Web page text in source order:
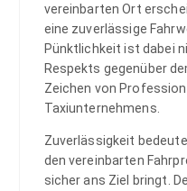
vereinbarten Ort
eine zuverlässige
Pünktlichkeit ist dabei
Respekts gegenüber
Zeichen von
Taxiunternehmens.
Zuverlässigkeit
den vereinbarten
sicher ans Ziel bringt.